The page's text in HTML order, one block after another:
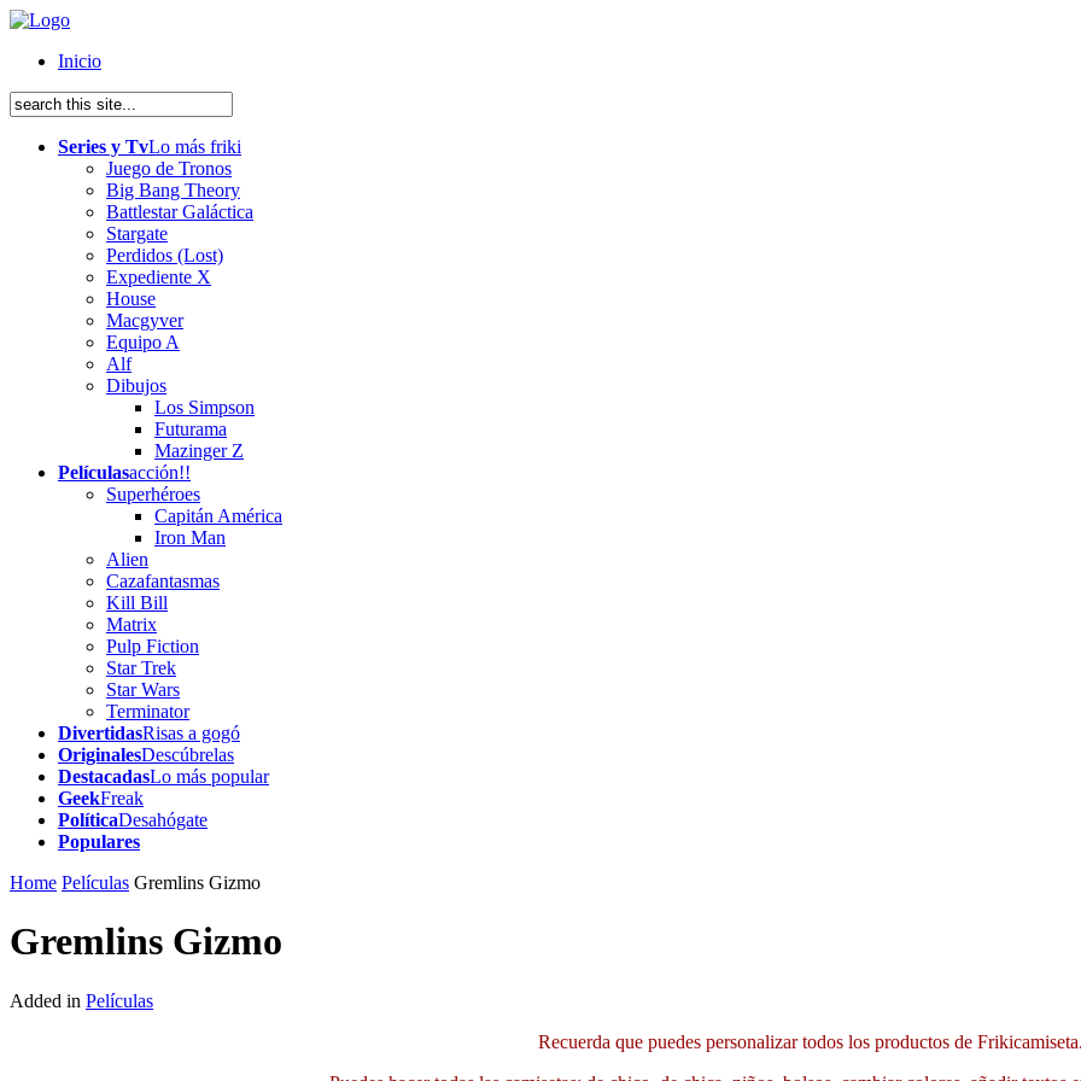
Inicio
Series y TvLo más friki
Juego de Tronos
Big Bang Theory
Battlestar Galáctica
Stargate
Perdidos (Lost)
Expediente X
House
Macgyver
Equipo A
Alf
Dibujos
Los Simpson
Futurama
Mazinger Z
Películasacción!!
Superhéroes
Capitán América
Iron Man
Alien
Cazafantasmas
Kill Bill
Matrix
Pulp Fiction
Star Trek
Star Wars
Terminator
DivertidasRisas a gogó
OriginalesDescúbrelas
DestacadasLo más popular
GeekFreak
PolíticaDesahógate
Populares
Home Películas Gremlins Gizmo
Gremlins Gizmo
Added in Películas
Recuerda que puedes personalizar todos los productos de